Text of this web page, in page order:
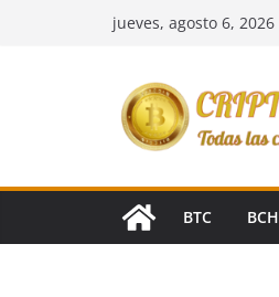
jueves, agosto 6, 2026
BTC BCH